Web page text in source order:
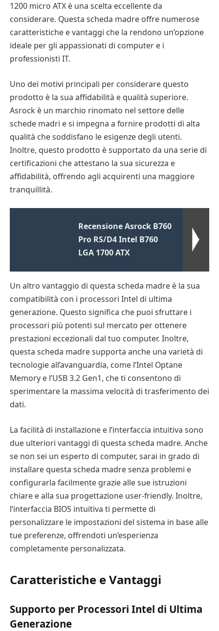
1200 micro ATX è una scelta eccellente da
considerare. Questa scheda madre offre numerose
caratteristiche e vantaggi che la rendono un’opzione
ideale per gli appassionati di computer e i
professionisti IT.
Uno dei motivi principali per considerare questo
prodotto è la sua affidabilità e qualità superiore.
Asrock è un marchio rinomato nel settore delle
schede madri e si impegna a fornire prodotti di alta
qualità che soddisfano le esigenze degli utenti.
Inoltre, questo prodotto è supportato da una serie di
certificazioni che attestano la sua sicurezza e
affidabilità, offrendo agli acquirenti una maggiore
tranquillità.
Recensione Asrock B760
Pro RS/D4 Intel B760
LGA 1700 ATX
Un altro vantaggio di questa scheda madre è la sua
compatibilità con i processori Intel di ultima
generazione. Questo significa che puoi sfruttare i
processori più potenti sul mercato per ottenere
prestazioni eccezionali dal tuo computer. Inoltre,
questa scheda madre supporta anche una varietà di
tecnologie all’avanguardia, come l’Intel Optane
Memory e l’USB 3.2 Gen1, che ti consentono di
sperimentare la massima velocità di trasferimento dei
dati.
La facilità di installazione e l’interfaccia intuitiva sono
due ulteriori vantaggi di questa scheda madre. Anche
se non sei un esperto di computer, sarai in grado di
installare questa scheda madre senza problemi e
configurarla facilmente grazie alle sue istruzioni
chiare e alla sua progettazione user-friendly. Inoltre,
l’interfaccia BIOS intuitiva ti permette di
personalizzare le impostazioni del sistema in base alle
tue preferenze, offrendoti un’esperienza
completamente personalizzata.
Caratteristiche e Vantaggi
Supporto per Processori Intel di Ultima
Generazione